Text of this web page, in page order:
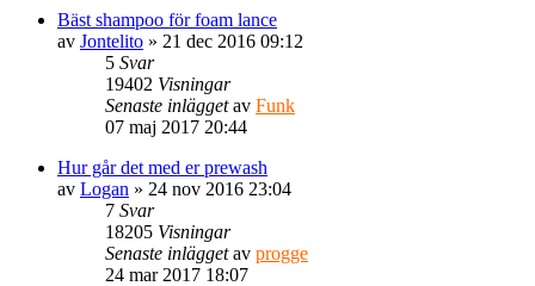
Bäst shampoo för foam lance
av Jontelito » 21 dec 2016 09:12
5 Svar
19402 Visningar
Senaste inläggetav Funk
07 maj 2017 20:44
Hur går det med er prewash
av Logan » 24 nov 2016 23:04
7 Svar
18205 Visningar
Senaste inläggetav progge
24 mar 2017 18:07